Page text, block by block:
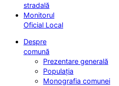
stradală
Monitorul
Oficial Local
Despre
comună
Prezentare generală
Populația
Monografia comunei